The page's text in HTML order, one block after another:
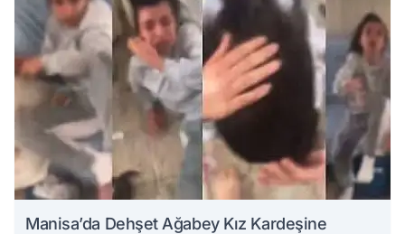
Manisa’da Dehşet Ağabey Kız Kardeşine